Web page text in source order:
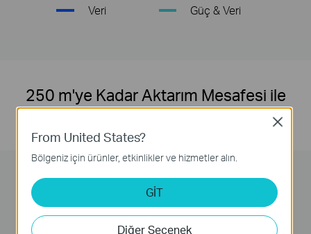
Veri Güç & Veri
250 m'ye Kadar Aktarım Mesafesi ile
Genişletme Modu Düğmesi
From United States?
Bölgeniz için ürünler, etkinlikler ve hizmetler alın.
GİT
Diğer Seçenek
Close